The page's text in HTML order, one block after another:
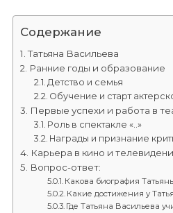
Содержание
Татьяна Васильева
Ранние годы и образование
Детство и семья
Обучение и старт
Первые успехи и работа в
Роль в спектакле «..»
Награды и признание
Карьера в кино и
Вопрос-ответ:
Какова биография
Какие достижения у
Где Татьяна Васильева